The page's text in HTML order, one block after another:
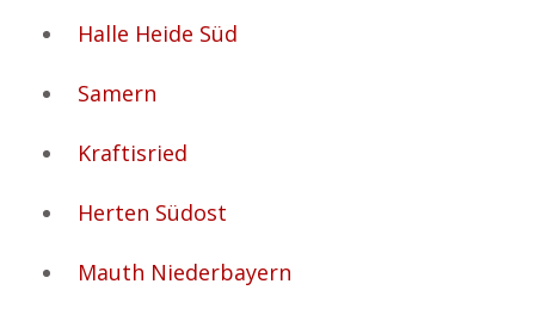
Halle Heide Süd
Samern
Kraftisried
Herten Südost
Mauth Niederbayern